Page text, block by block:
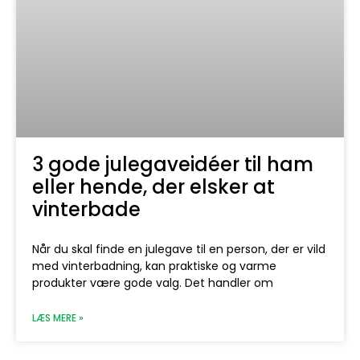
3 gode julegaveidéer til ham
eller hende, der elsker at
vinterbade
Når du skal finde en julegave til en person, der er vild
med vinterbadning, kan praktiske og varme
produkter være gode valg. Det handler om
LÆS MERE »